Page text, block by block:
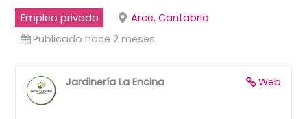
Empleo privado
Arce, Cantabria
Publicado hace 2 meses
Web
Jardinería La Encina